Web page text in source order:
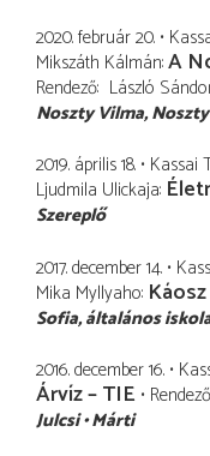
2020. február 20.
Mikszáth Kálmán A
Rendező László
Noszty Vilma
2019. április 18. Kassai
Ljudmila Ulickaja
Szereplő
2017. december 14.
Mika Myllyaho Káosz
Sofia általános
2016. december 16.
Árvíz – TIE Rendező
Julcsi Márti